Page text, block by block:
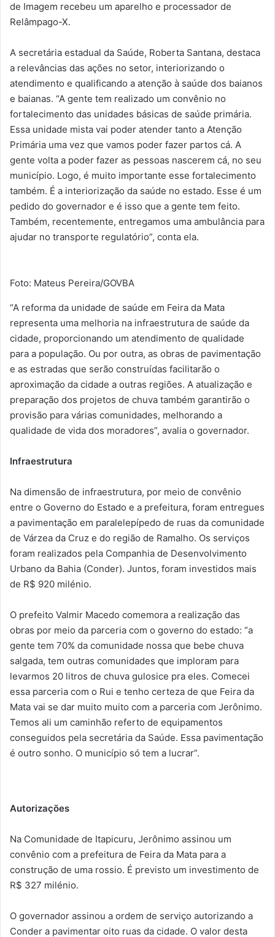
de Imagem recebeu um aparelho e processador de
Relâmpago-X.
A secretária estadual da Saúde, Roberta Santana, destaca
a relevâncias das ações no setor, interiorizando o
atendimento e qualificando a atenção à saúde dos baianos
e baianas. “A gente tem realizado um convênio no
fortalecimento das unidades básicas de saúde primária.
Essa unidade mista vai poder atender tanto a Atenção
Primária uma vez que vamos poder fazer partos cá. A
gente volta a poder fazer as pessoas nascerem cá, no seu
município. Logo, é muito importante esse fortalecimento
também. É a interiorização da saúde no estado. Esse é um
pedido do governador e é isso que a gente tem feito.
Também, recentemente, entregamos uma ambulância para
ajudar no transporte regulatório”, conta ela.
Foto: Mateus Pereira/GOVBA
“A reforma da unidade de saúde em Feira da Mata
representa uma melhoria na infraestrutura de saúde da
cidade, proporcionando um atendimento de qualidade
para a população. Ou por outra, as obras de pavimentação
e as estradas que serão construídas facilitarão o
aproximação da cidade a outras regiões. A atualização e
preparação dos projetos de chuva também garantirão o
provisão para várias comunidades, melhorando a
qualidade de vida dos moradores”, avalia o governador.
Infraestrutura
Na dimensão de infraestrutura, por meio de convênio
entre o Governo do Estado e a prefeitura, foram entregues
a pavimentação em paralelepípedo de ruas da comunidade
de Várzea da Cruz e do região de Ramalho. Os serviços
foram realizados pela Companhia de Desenvolvimento
Urbano da Bahia (Conder). Juntos, foram investidos mais
de R$ 920 milénio.
O prefeito Valmir Macedo comemora a realização das
obras por meio da parceria com o governo do estado: “a
gente tem 70% da comunidade nossa que bebe chuva
salgada, tem outras comunidades que imploram para
levarmos 20 litros de chuva gulosice pra eles. Comecei
essa parceria com o Rui e tenho certeza de que Feira da
Mata vai se dar muito muito com a parceria com Jerônimo.
Temos ali um caminhão referto de equipamentos
conseguidos pela secretária da Saúde. Essa pavimentação
é outro sonho. O município só tem a lucrar”.
Autorizações
Na Comunidade de Itapicuru, Jerônimo assinou um
convênio com a prefeitura de Feira da Mata para a
construção de uma rossio. É previsto um investimento de
R$ 327 milénio.
O governador assinou a ordem de serviço autorizando a
Conder a pavimentar oito ruas da cidade. O valor desta